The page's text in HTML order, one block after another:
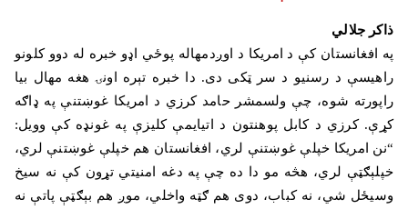
ذاکر جلالي
په افغانستان کې د امریکا د اوږدمهاله پوځي اډو خبره له دوو کلونو
راهیسې د رسنیو د سر ټکی دی. دا خبره تېره اونۍ هغه مهال بیا
راپورته شوه، چې ولسمشر حامد کرزي د امریکا غوښتنې په ډاګه
کړې. کرزي د کابل پوهنتون د اتیایمې کلیزې په غونډه کې وویل:
“نن امریکا خپلې غوښتنې لري، افغانستان هم خپلې غوښتنې لري،
خپلېګټې لري، هڅه مو دا ده چې په دغه امنیتي تړون کې نه سیخ
وسیځل شي، نه کباب، دوی هم ګټه واخلي، موږ هم بېګټې پاتې نه